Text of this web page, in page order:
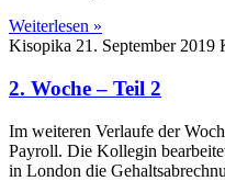
Weiterlesen »
Kisopika 21. September 2019
2. Woche – Teil 2
Im weiteren Verlaufe der
Payroll. Die Kollegin
in London die